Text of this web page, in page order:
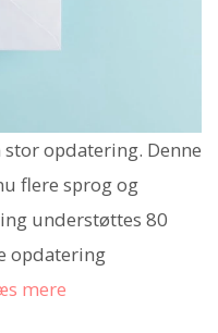
opdatering. Denne
flere sprog og
understøttes 80
opdatering
mere